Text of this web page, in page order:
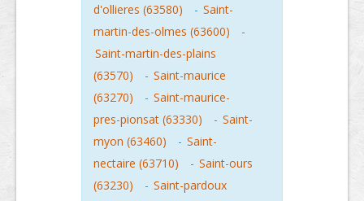
d'ollieres (63580)
- Saint-
martin-des-olmes (63600)
-
Saint-martin-des-plains
(63570)
- Saint-maurice
(63270)
- Saint-maurice-
pres-pionsat (63330)
- Saint-
myon (63460)
- Saint-
nectaire (63710)
- Saint-ours
(63230)
- Saint-pardoux